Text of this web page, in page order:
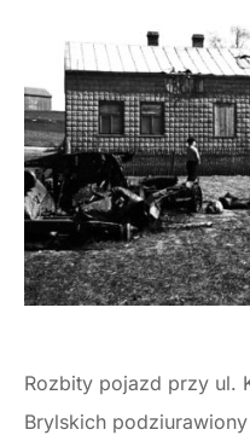
Rozbity pojazd przy ul.
Brylskich